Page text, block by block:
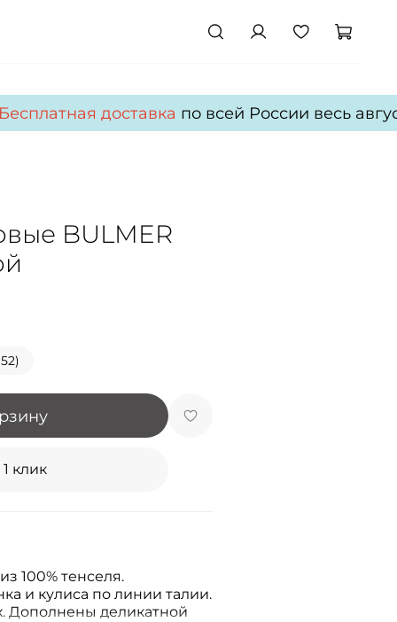
доставкапо всей России весь
BULMER
клик
100% тенселя.
и кулиса по линии талии.
Дополнены деликатной